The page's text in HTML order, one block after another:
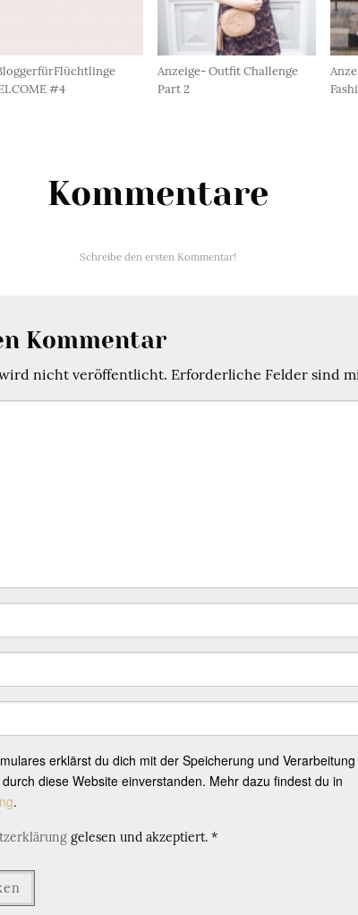
#4
Anzeige- Outfit Challenge
Part 2
Kommentare
Schreibe den ersten Kommentar!
Kommentar
nicht veröffentlicht. Erforderliche Felder sind
erklärst du dich mit der Speicherung und
diese Website einverstanden. Mehr dazu findest du in
.
gelesen und akzeptiert. *